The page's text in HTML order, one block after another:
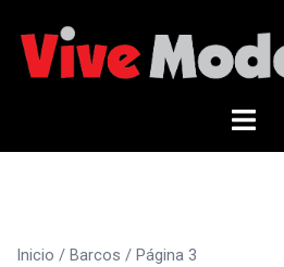
contenido
Alternar
Inicio / Barcos / Página 3